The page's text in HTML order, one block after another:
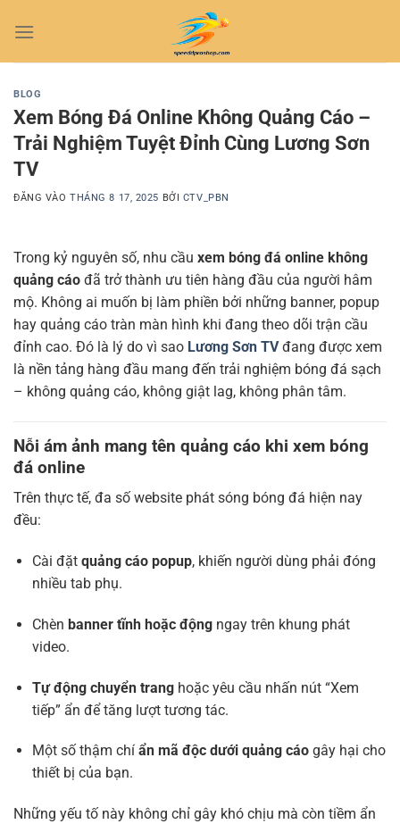
qua
BLOG
Xem Bóng Đá Online Không Quảng Cáo –
Trải Nghiệm Tuyệt Đỉnh Cùng Lương Sơn
TV
ĐĂNG VÀOTHÁNG 8 17, 2025 BỞI CTV_PBN
Trong kỷ nguyên số, nhu cầu xem bóng đá online không
quảng cáo đã trở thành ưu tiên hàng đầu của người hâm
mộ. Không ai muốn bị làm phiền bởi những banner, popup
hay quảng cáo tràn màn hình khi đang theo dõi trận cầu
đỉnh cao. Đó là lý do vì sao Lương Sơn TVđang được xem
là nền tảng hàng đầu mang đến trải nghiệm bóng đá sạch
– không quảng cáo, không giật lag, không phân tâm.
Nỗi ám ảnh mang tên quảng cáo khi xem bóng
đá online
Trên thực tế, đa số website phát sóng bóng đá hiện nay
đều:
Cài đặt quảng cáo popup, khiến người dùng phải đóng
nhiều tab phụ.
Chèn banner tĩnh hoặc độngngay trên khung phát
video.
Tự động chuyển tranghoặc yêu cầu nhấn nút “Xem
tiếp” ẩn để tăng lượt tương tác.
Một số thậm chí ẩn mã độc dưới quảng cáogây hại cho
thiết bị của bạn.
Những yếu tố này không chỉ gây khó chịu mà còn tiềm ẩn